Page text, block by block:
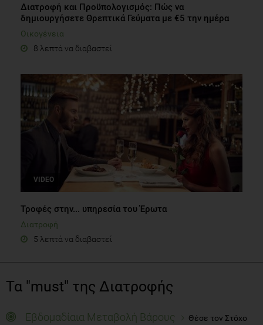
Διατροφή και Προϋπολογισμός: Πώς να
δημιουργήσετε Θρεπτικά Γεύματα με €5 την ημέρα
Οικογένεια
8 λεπτά να διαβαστεί
VIDEO
Τροφές στην... υπηρεσία του Έρωτα
Διατροφή
5 λεπτά να διαβαστεί
Τα "must" της Διατροφής
Εβδομαδίαια Μεταβολή Βάρους
Θέσε τον Στόχο